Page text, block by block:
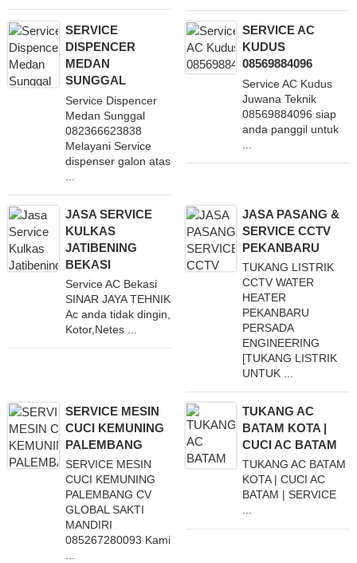
SERVICE
DISPENCER
MEDAN
SUNGGAL
Service Dispencer
Medan Sunggal
082366623838
Melayani Service
dispenser galon atas
SERVICE AC
KUDUS
08569884096
Service AC Kudus
Juwana Teknik
08569884096 siap
anda panggil untuk
JASA SERVICE
KULKAS
JATIBENING
BEKASI
Service AC Bekasi
SINAR JAYA TEHNIK
Ac anda tidak dingin,
Kotor,Netes ...
JASA PASANG &
SERVICE CCTV
PEKANBARU
TUKANG LISTRIK
CCTV WATER
HEATER
PEKANBARU
PERSADA
ENGINEERING
[TUKANG LISTRIK
UNTUK ...
SERVICE MESIN
CUCI KEMUNING
PALEMBANG
SERVICE MESIN
CUCI KEMUNING
PALEMBANG CV
GLOBAL SAKTI
MANDIRI
085267280093 Kami
...
TUKANG AC
BATAM KOTA |
CUCI AC BATAM
TUKANG AC BATAM
KOTA | CUCI AC
BATAM | SERVICE
...